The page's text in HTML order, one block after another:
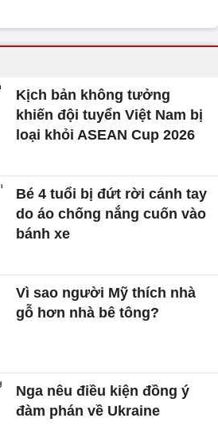
Kịch bản không tưởng
khiến đội tuyển Việt Nam bị
loại khỏi ASEAN Cup 2026
Bé 4 tuổi bị đứt rời cánh tay
do áo chống nắng cuốn vào
bánh xe
Vì sao người Mỹ thích nhà
gỗ hơn nhà bê tông?
Nga nêu điều kiện đồng ý
đàm phán về Ukraine